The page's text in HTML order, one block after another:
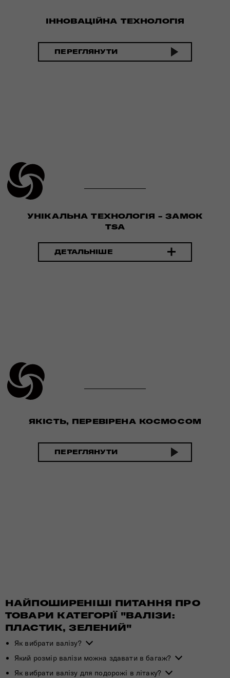
ІННОВАЦІЙНА ТЕХНОЛОГІЯ
ПЕРЕГЛЯНУТИ
УНІКАЛЬНА ТЕХНОЛОГІЯ - ЗАМОК
TSA
ДЕТАЛЬНІШЕ
ЯКІСТЬ, ПЕРЕВІРЕНА КОСМОСОМ
ПЕРЕГЛЯНУТИ
НАЙПОШИРЕНІШІ ПИТАННЯ ПРО
ТОВАРИ КАТЕГОРІЇ "ВАЛІЗИ:
ПЛАСТИК, ЗЕЛЕНИЙ"
Як вибрати валізу?
Який розмір валізи можна здавати в багаж?
Як вибрати валізу для подорожі в літаку?